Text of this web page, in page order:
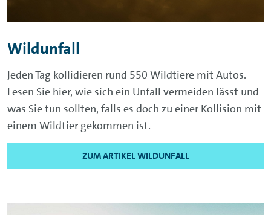
Wildunfall
Jeden Tag kollidieren rund 550 Wildtiere mit Autos.
Lesen Sie hier, wie sich ein Unfall vermeiden lässt und
was Sie tun sollten, falls es doch zu einer Kollision mit
einem Wildtier gekommen ist.
ZUM ARTIKEL WILDUNFALL